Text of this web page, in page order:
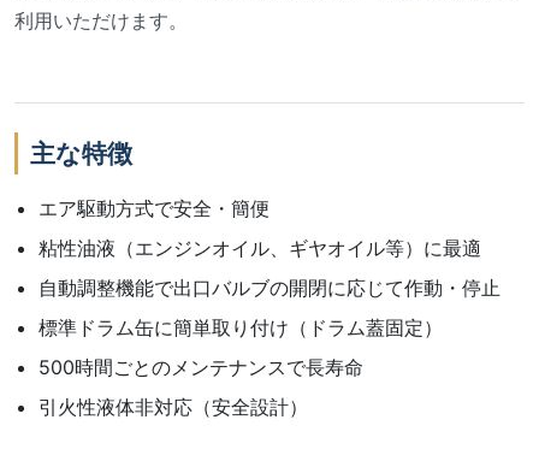
利用いただけます。
主な特徴
エア駆動方式で安全・簡便
粘性油液（エンジンオイル、ギヤオイル等）に最適
自動調整機能で出口バルブの開閉に応じて作動・停止
標準ドラム缶に簡単取り付け（ドラム蓋固定）
500時間ごとのメンテナンスで長寿命
引火性液体非対応（安全設計）